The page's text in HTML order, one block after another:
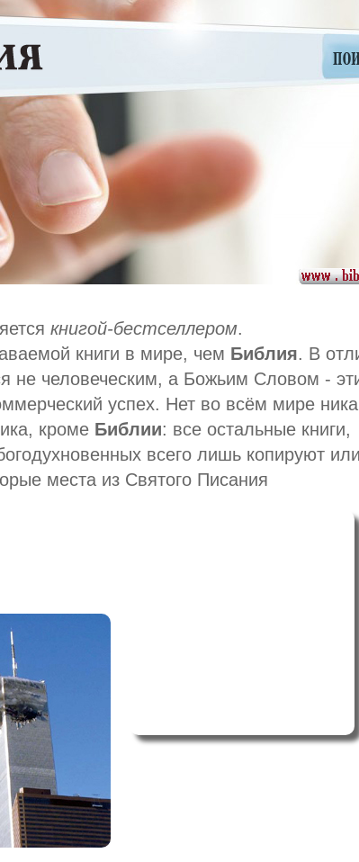
книгой-бестселлером.
книги в мире, чем Библия. В
не человеческим, а Божьим Словом -
успех. Нет во всём мире
кроме Библии: все остальные книги,
всего лишь копируют или
места из Святого Писания